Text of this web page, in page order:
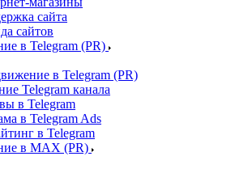
сайта
сайтов
в Telegram (PR)
в Telegram (PR)
Telegram канала
в Telegram
в Telegram Ads
в Telegram
в MAX (PR)